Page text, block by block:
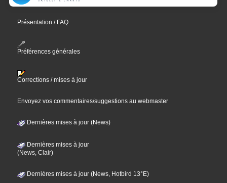
Présentation / FAQ
Préférences générales
Corrections / mises à jour
Envoyez vos commentaires/suggestions au webmaster
Dernières mises à jour (News)
Dernières mises à jour
(News, Clair)
Dernières mises à jour (News, Hotbird 13°E)